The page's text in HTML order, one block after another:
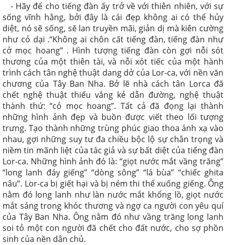
- Hãy để cho tiếng đàn ấy trở về với thiên nhiên, với sự
sống vĩnh hằng, bởi đây là cái đẹp không ai có thể hủy
diệt, nó sẽ sống, sẽ lan truyền mãi, giản dị mà kiên cường
như cỏ dại .“Không ai chôn cất tiếng đàn, tiếng đàn như
cở mọc hoang” . Hình tượng tiếng đàn còn gợi nỗi sót
thương của một thiên tài, và nỗi xót tiếc của một hành
trình cách tân nghệ thuật dang dở của Lor-ca, với nền văn
chương của Tây Ban Nha. Bở lẽ nhà cách tân Lorca đã
chết nghệ thuật thiếu vắng kẻ dẫn đường, nghệ thuật
thành thứ: “cỏ mọc hoang”. Tất cả đã đọng lại thành
những hình ảnh đẹp và buồn được viết theo lối tượng
trưng. Tạo thành những trùng phúc giao thoa ánh xạ vào
nhau, gợi những suy tư đa chiều bộc lộ sự chân trọng và
niềm tin mãnh liệt của tác giả và sự bất diệt của tiếng đàn
Lor-ca. Những hình ảnh đó là: “giọt nước mắt vầng trăng”
“long lanh đáy giếng” “dòng sông” “lá bùa” “chiếc ghita
nâu”. Lor-ca bị giết hại và bị ném thi thể xuống giếng. Ông
nằm đó long lanh như làn nước mắt khổng lồ, giọt nước
mắt sáng trong khóc thương và ngợ ca người con yêu quí
của Tây Ban Nha. Ông nằm đó như vầng trăng long lanh
soi tỏ một con người đã chết cho đất nước, cho sợ phồn
sinh của nền dân chủ.